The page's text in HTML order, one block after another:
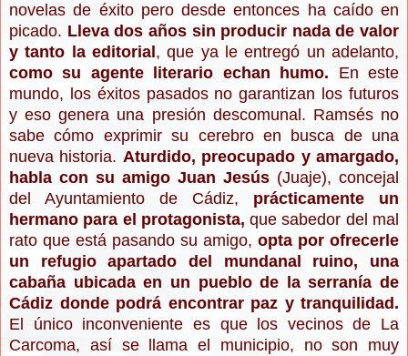
novelas de éxito pero desde entonces ha caído en
picado. Lleva dos años sin producir nada de valor
y tanto la editorial , que ya le entregó un adelanto,
como su agente literario echan humo. En este
mundo, los éxitos pasados no garantizan los futuros
y eso genera una presión descomunal. Ramsés no
sabecómo exprimir su cerebro en busca de una
nueva historia. Aturdido, preocupado y amargado,
habla con su amigo Juan Jesús (Juaje), concejal
del Ayuntamiento de Cádiz, prácticamente un
hermano para el protagonista, que sabedor del mal
rato que está pasando su amigo, opta por ofrecerle
un refugio apartado del mundanal ruino, una
cabaña ubicada en un pueblo de la serranía de
Cádiz donde podrá encontrar paz y tranquilidad.
El único inconveniente es que los vecinos de La
Carcoma, así se llama el municipio, no son muy